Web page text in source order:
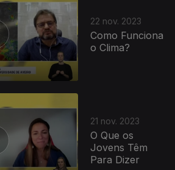
22 nov. 2023
Como Funciona
o Clima?
21 nov. 2023
O Que os
Jovens Têm
Para Dizer